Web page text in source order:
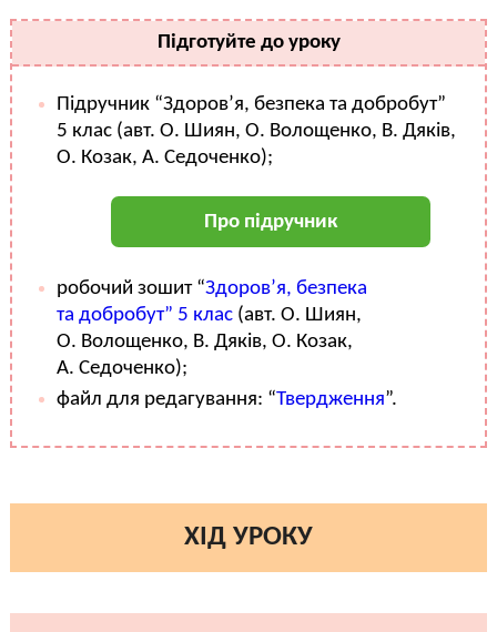
Підготуйте до уроку
Підручник “Здоров’я, безпека та добробут”
5 клас (авт. О. Шиян, О. Волощенко, В. Дяків,
О. Козак, А. Седоченко);
Про підручник
робочий зошит “Здоров’я, безпека
та добробут” 5 клас(авт. О. Шиян,
О. Волощенко, В. Дяків, О. Козак,
А. Седоченко);
файл для редагування: “Твердження”.
ХІД УРОКУ